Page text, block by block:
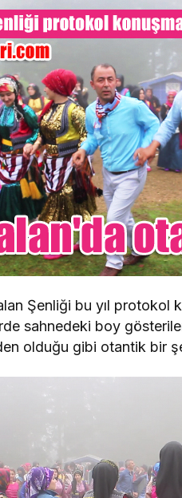
Şenliği bu yıl protokol
sahnedeki boy
olduğu gibi otantik bir